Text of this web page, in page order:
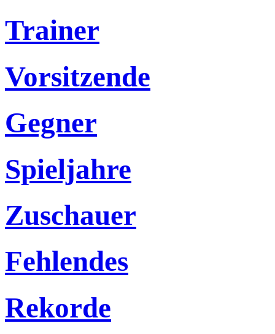
Trainer
Vorsitzende
Gegner
Spieljahre
Zuschauer
Fehlendes
Rekorde